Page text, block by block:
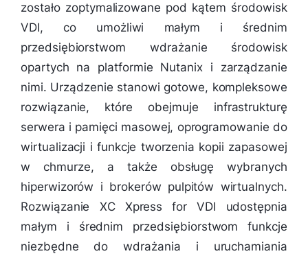
zostało zoptymalizowane pod kątem środowisk
VDI, co umożliwi małym i średnim
przedsiębiorstwom wdrażanie środowisk
opartych na platformie Nutanix i zarządzanie
nimi. Urządzenie stanowi gotowe, kompleksowe
rozwiązanie, które obejmuje infrastrukturę
serwera i pamięci masowej, oprogramowanie do
wirtualizacji i funkcje tworzenia kopii zapasowej
w chmurze, a także obsługę wybranych
hiperwizorów i brokerów pulpitów wirtualnych.
Rozwiązanie XC Xpress for VDI udostępnia
małym i średnim przedsiębiorstwom funkcje
niezbędne do wdrażania i uruchamiania